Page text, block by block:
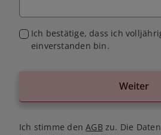
Ich bestätige, dass ich
einverstanden bin.
Weiter
Ich stimme denAGB zu. Die